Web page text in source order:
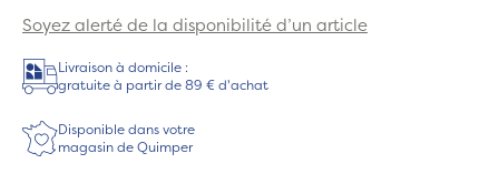
Soyez alerté de la disponibilité d’un article
Livraison à domicile :
gratuite à partir de 89 € d'achat
Disponible dans votre
magasin de Quimper